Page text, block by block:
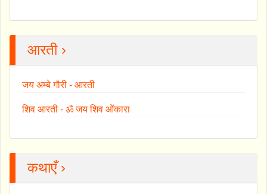
आरती ›
जय अम्बे गौरी - आरती
शिव आरती - ॐ जय शिव ओंकारा
कथाएँ ›